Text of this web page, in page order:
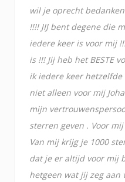
wil je oprecht
!!!! JIJ bent degene die
iedere keer is voor mij
is !!! Jij heb het BESTE
ik iedere keer
niet alleen voor mij
mijn
sterren geven . Voor
Van mij krijg je 1000
dat je er altijd voor mij
hetgeen wat jij zeg aan